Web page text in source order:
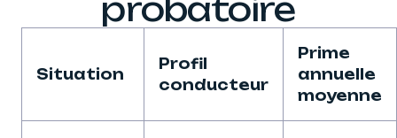
probatoire
Situation
Profil
conducteur
Prime
annuelle
moyenne